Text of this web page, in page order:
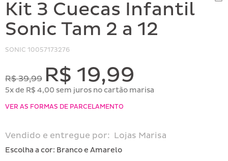
Kit 3 Cuecas Infantil
Sonic Tam 2 a 12
SONIC 10057173276
R$ 39,99 R$ 19,99
5x de R$ 4,00 sem juros no cartão marisa
VER AS FORMAS DE PARCELAMENTO
Vendido e entregue por: Lojas Marisa
Escolha a cor: Branco e Amarelo